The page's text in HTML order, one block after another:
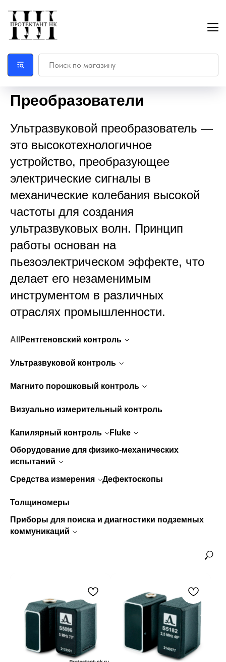
Главная Ультразвуковой контроль
Преобразователи
Преобразователи
Ультразвуковой преобразователь —
это высокотехнологичное
устройство, преобразующее
электрические сигналы в
механические колебания высокой
частоты для создания
ультразвуковых волн. Принцип
работы основан на
пьезоэлектрическом эффекте, что
делает его незаменимым
инструментом в различных
отраслях промышленности.
All Рентгеновский контроль
Ультразвуковой контроль
Магнито порошковый контроль
Визуально измерительный контроль
Капилярный контроль Fluke
Оборудование для физико-механических
испытаний
Средства измерения Дефектоскопы
Толщиномеры
Приборы для поиска и диагностики подземных
коммуникаций